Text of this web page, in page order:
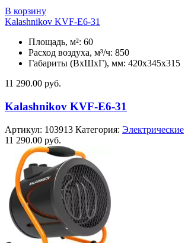
В корзину
Kalashnikov KVF-E6-31
Площадь, м²: 60
Расход воздуха, м³/ч: 850
Габариты (ВхШхГ), мм: 420x345x315
11 290.00 руб.
Kalashnikov KVF-E6-31
Артикул: 103913 Категория: Электрические
11 290.00 руб.